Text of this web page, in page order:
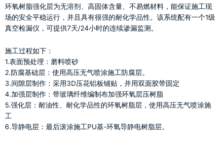
环氧树脂强化层为无溶剂、高固体含量、不易燃材料，能保证施工现
场的安全平稳运行，并且具有很强的耐化学品性。该系统配有一个1级
真空检漏仪，可提供7天/24小时的连续渗漏监测。
施工过程如下：
1.表面预处理：磨料喷砂
2.防腐基础层：使用高压无气喷涂施工防腐层。
3.间隙层制作：采用3D压花铝板铺贴，并用双面胶带固定
4.加强层制作：带玻璃纤维编制布加强环氧层压树脂
5.强化层：耐油性、耐化学品性的环氧树脂层，使用高压无气喷涂施
工
6.导静电层：最后滚涂施工PU基-环氧导静电树脂层。